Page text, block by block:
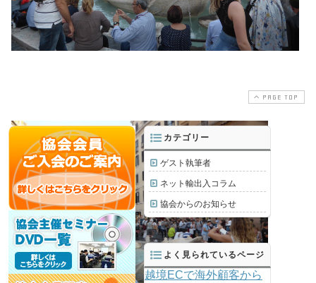
PAGE TOP
カテゴリー
ゲスト執筆者
ネット輸出入コラム
協会からのお知らせ
よく見られているページ
越境ECで海外顧客から